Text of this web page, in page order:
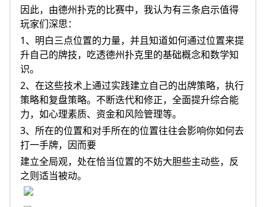
因此，由德州扑克的比赛中，我认为有三条启示值得
玩家们深思：
1、明白三点位置的力量，并且知道如何通过位置来提
升自己的牌技，吃透德州扑克里的基础概念和数学知
识。
2、在这些技术上通过实践建立自己的出牌策略，执行
策略和复盘策略。不断迭代和修正，全面提升综合能
力，如心理素质、资金和风险管理等。
3、所在的位置和对手所在的位置往往会影响你如何去
打一手牌，因而要
建立全局观，处在恰当位置的不妨大胆些主动些，反
之则适当被动。